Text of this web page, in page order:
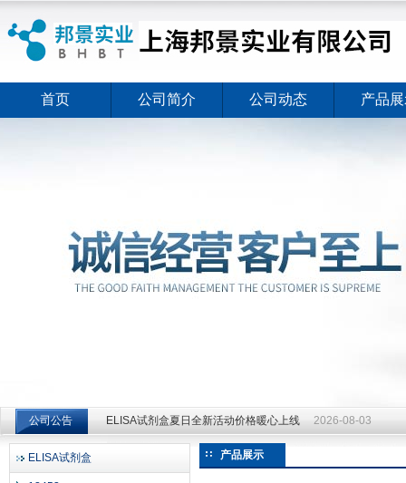
上海邦景实业有限公司
首页 公司简介 公司动态 产品
公司公告 ELISA试剂盒夏日全新活动价格暖心上线 2026-08-03
ELISA试剂盒夏日全新活动价格暖心上线
ELISA试剂盒 产品展示